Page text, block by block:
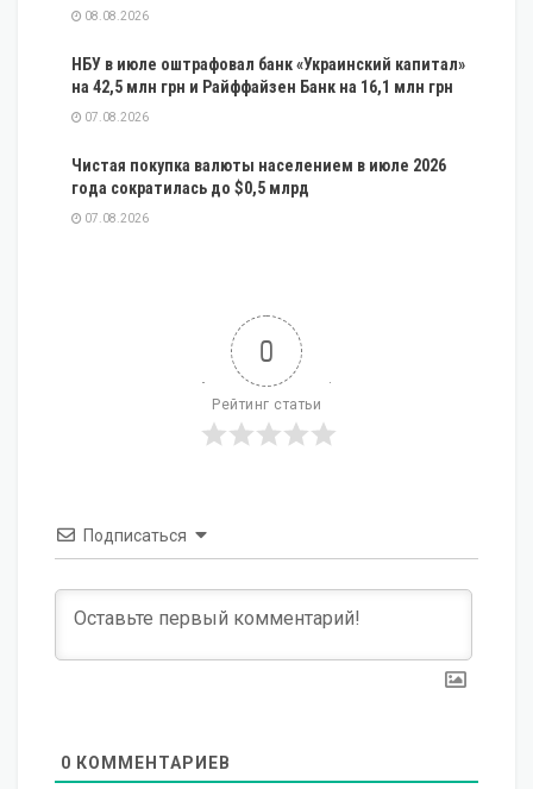
08.08.2026
НБУ в июле оштрафовал банк «Украинский капитал»
на 42,5 млн грн и Райффайзен Банк на 16,1 млн грн
07.08.2026
Чистая покупка валюты населением в июле 2026
года сократилась до $0,5 млрд
07.08.2026
0
Рейтинг статьи
Подписаться
0 КОММЕНТАРИЕВ